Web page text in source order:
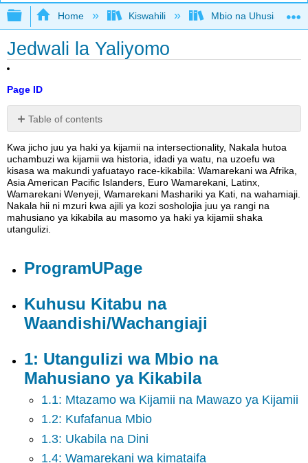
Expand/collapse global hierarchy
Home Kiswahili Mbio na Uhusiano
Jedwali la Yaliyomo
Page ID
Table of contents
Kuhusu
Kitabu
na
Waandishi/Wachangiaji
1:
Utangulizi
na
Mahusiano
Kikabila
2:
za
Kijamii
na
Sampuli
Uhusiano
Kwa jicho juu ya haki ya kijamii na intersectionality, Nakala hutoa
uchambuzi wa kijamii wa historia, idadi ya watu, na uzoefu wa
kisasa wa makundi yafuatayo race-kikabila: Wamarekani wa Afrika,
Asia American Pacific Islanders, Euro Wamarekani, Latinx,
Wamarekani Wenyeji, Wamarekani Mashariki ya Kati, na wahamiaji.
Nakala hii ni mzuri kwa ajili ya kozi sosholojia juu ya rangi na
mahusiano ya kikabila au masomo ya haki ya kijamii shaka
utangulizi.
ProgramUPage
Kuhusu Kitabu na
Waandishi/Wachangiaji
1: Utangulizi wa Mbio na
Mahusiano ya Kikabila
1.1: Mtazamo wa Kijamii na Mawazo ya Kijamii
1.2: Kufafanua Mbio
1.3: Ukabila na Dini
1.4: Wamarekani wa kimataifa